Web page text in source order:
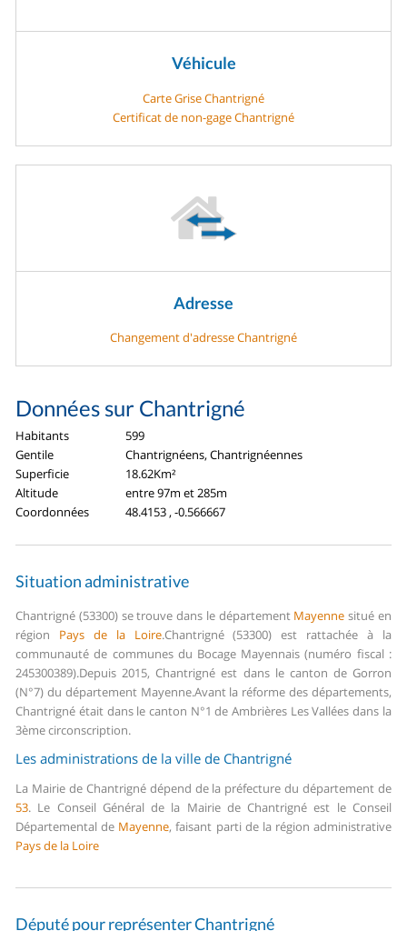
Véhicule
Carte Grise Chantrigné
Certificat de non-gage Chantrigné
Adresse
Changement d'adresse Chantrigné
Données sur Chantrigné
Habitants
599
Gentile
Chantrignéens, Chantrignéennes
Superficie
18.62Km²
Altitude
entre 97m et 285m
Coordonnées
48.4153 , -0.566667
Situation administrative
Chantrigné (53300) se trouve dans le département Mayenne situé en
région Pays de la Loire.Chantrigné (53300) est rattachée à la
communauté de communes du Bocage Mayennais (numéro fiscal :
245300389).Depuis 2015, Chantrigné est dans le canton de Gorron
(N°7) du département Mayenne.Avant la réforme des départements,
Chantrigné était dans le canton N°1 de Ambrières Les Vallées dans la
3ème circonscription.
Les administrations de la ville de Chantrigné
La Mairie de Chantrigné dépend de la préfecture du département de
53. Le Conseil Général de la Mairie de Chantrigné est le Conseil
Départemental de Mayenne, faisant parti de la région administrative
Pays de la Loire
Député pour représenter Chantrigné